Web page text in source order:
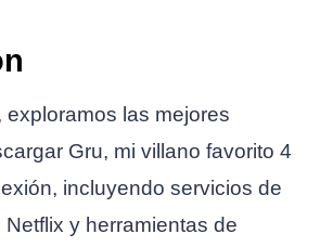
exploramos las mejores
Gru, mi villano favorito 4
incluyendo servicios de
y herramientas de